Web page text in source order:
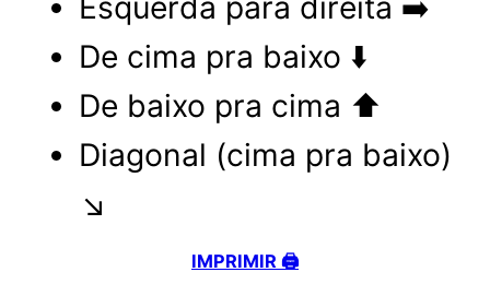
De cima pra baixo ⬇️
De baixo pra cima ⬆️
Diagonal (cima pra baixo)
↘️
IMPRIMIR 🖨️